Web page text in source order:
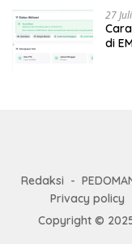
27
di
Redaksi
Privacy policy
Copyright ©